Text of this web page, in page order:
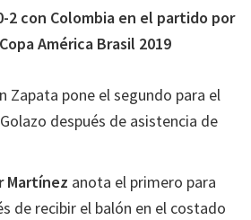
2 con Colombia en el partido por
América Brasil 2019
Zapata pone el segundo para el
después de asistencia de
Martínez anota el primero para
de recibir el balón en el costado